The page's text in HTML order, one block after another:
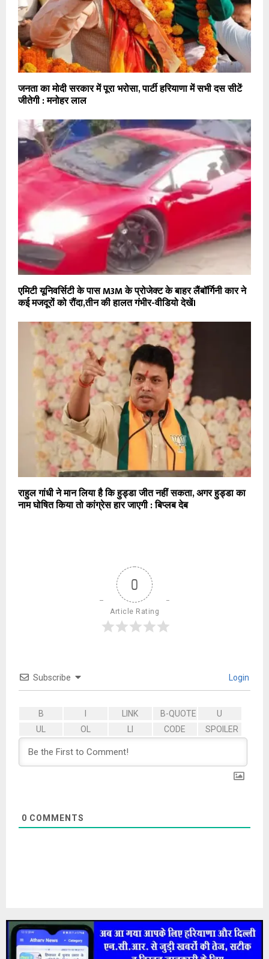
जनता का मोदी सरकार में पूरा भरोसा, पार्टी हरियाणा में सभी दस सीटें
जीतेगी : मनोहर लाल
एमिटी यूनिवर्सिटी के पास M3M के प्रोजेक्ट के बाहर लैंबॉर्गिनी कार ने
कई मजदूरों को रौंदा,तीन की हालत गंभीर-वीडियो देखें।
राहुल गांधी ने मान लिया है कि हुड्डा जीत नहीं सकता, अगर हुड्डा का
नाम घोषित किया तो कांग्रेस हार जाएगी : बिप्लब देब
0
Article Rating
Subscribe Login
0 COMMENTS